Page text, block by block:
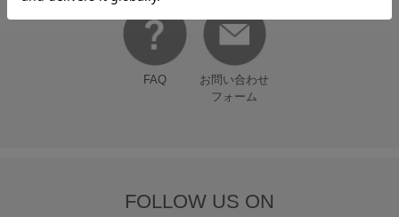
FAQ
お問い合わせ
フォーム
FOLLOW US ON